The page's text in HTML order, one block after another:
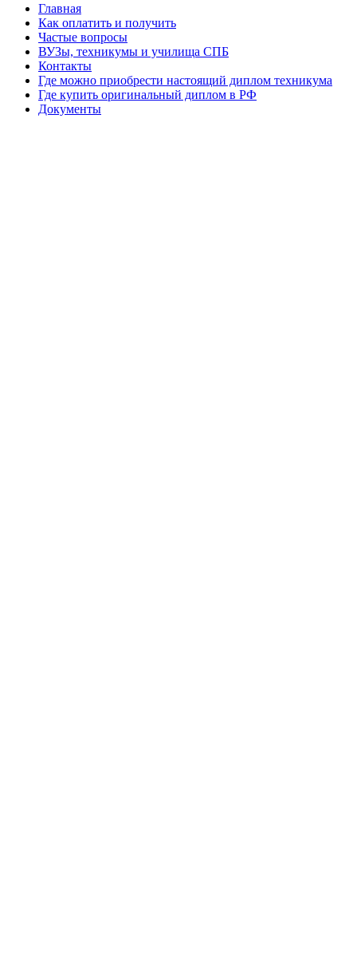
Главная
Как оплатить и получить
Частые вопросы
ВУЗы, техникумы и училища СПБ
Контакты
Где можно приобрести настоящий диплом техникума
Где купить оригинальный диплом в РФ
Документы